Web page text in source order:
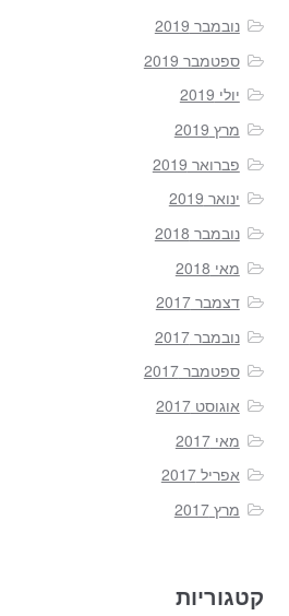
נובמבר 2019
ספטמבר 2019
יולי 2019
מרץ 2019
פברואר 2019
ינואר 2019
נובמבר 2018
מאי 2018
דצמבר 2017
נובמבר 2017
ספטמבר 2017
אוגוסט 2017
מאי 2017
אפריל 2017
מרץ 2017
קטגוריות